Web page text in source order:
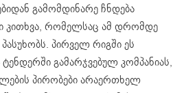
გამომდინარე ჩნდება
კითხვა, რომელსაც ამ დრომდე
პირველ რიგში ეს
გამარჯვებულ კომპანიას,
პირობები არაერთხელ